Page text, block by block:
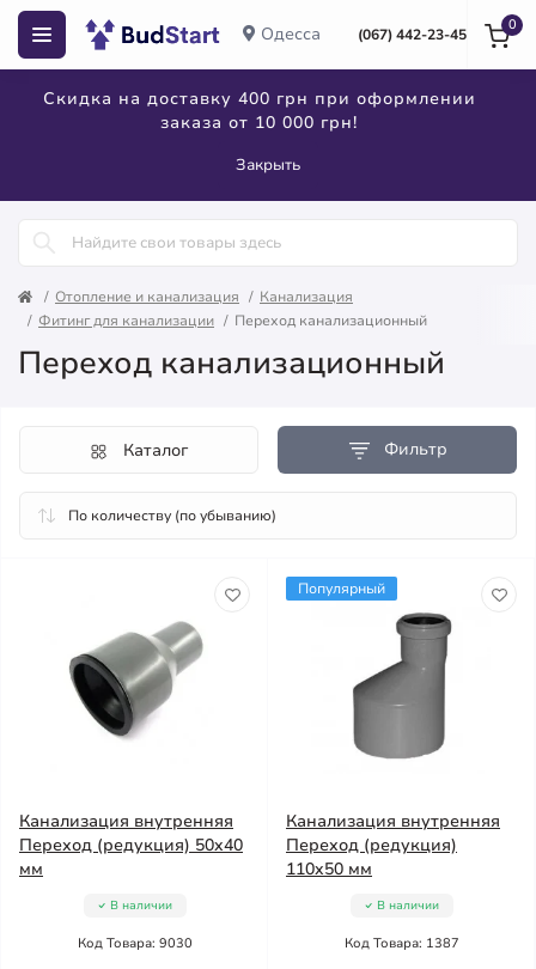
Одесса (067) 442-23-45
Скидка на доставку 400 грн при оформлении
заказа от 10 000 грн!
Закрыть
0
Отопление и канализация
Канализация
Фитинг для канализации
Переход канализационный
Переход канализационный
Фильтр
Каталог
Канализация внутренняя
Переход (редукция) 50x40
мм
В наличии
Код Товара: 9030
Популярный
Канализация внутренняя
Переход (редукция)
110x50 мм
В наличии
Код Товара: 1387